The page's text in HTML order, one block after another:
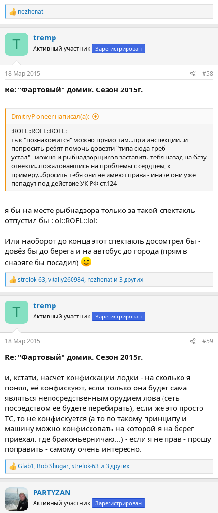
ряд правил:
1) скинуть рыбу-уменьшение доказанного ущерба
2) открещиваться от тех, кто на лодке (типа незнакомы и т.д.) -с
применением самоходного средства
конфискации лодки
3) открещиваться от знакомства м/д собой...
лиц
4) скинуть/заныкать ружья-куканы...
нет орудия преступления
Р
е
и
nezhenat
T tremp
Активный участник Зарегистрирован
18 Мар 2015 #58
Re: "Фартовый" домик. Сезон 2015г.
DmitryPioneer написал(а):
:ROFL::ROFL::ROFL:
тык "познакомится" можно прямо там...при инспекции...и
попросить ребят помочь довезти "типа сюда греб
устал"...можно и рыбнадзорщиков заставить тебя назад на базу
отвезти...пожаловавшись на проблемы с сердцем, к
примеру...бросить тебя они не имеют права - иначе они уже
попадут под действие УК РФ ст.124
я бы на месте рыбнадзора только за такой спектакль
отпустил бы :lol::ROFL::lol:
Или наоборот до конца этот спектакль досомтрел бы -
довёз бы до берега и на автобус до города (прям в
снаряге бы посадил)
Р
е
strelok-63,vitaliy260984, nezhenat и 3 других
T tremp
Активный участник Зарегистрирован
18 Мар 2015 #59
Re: "Фартовый" домик. Сезон 2015г.
и, кстати, насчет конфискации лодки - на сколько я
понял, её конфискуют, если только она будет сама
являться непосредственным орудием лова (сеть
посредством её будете перебирать), если же это просто
ТС, то не конфискуется (а то по такому принципу и
машину можно конфисковать на которой я на берег
приехал, где браконьерничаю...) - если я не прав - прошу
поправить - самому очень интересно.
Р
е
к
ц
и
Glab1, Bob Shugar,strelok-63 и 3 других
PARTYZAN
Активный участник Зарегистрирован